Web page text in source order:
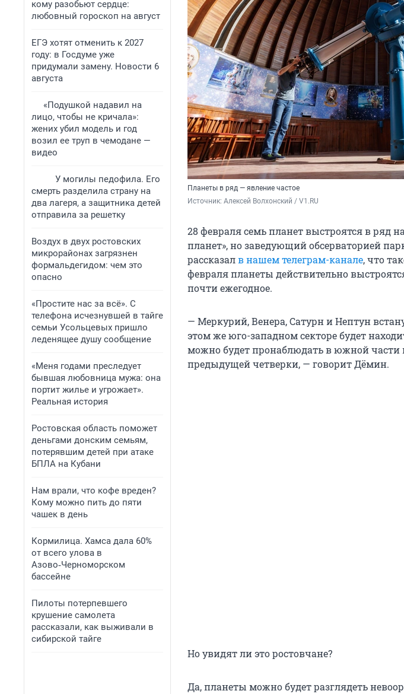
кому разобьют сердце:
любовный гороскоп на август
ЕГЭ хотят отменить к 2027
году: в Госдуме уже
придумали замену. Новости 6
августа
«Подушкой надавил на
лицо, чтобы не кричала»:
жених убил модель и год
возил ее труп в чемодане —
видео
У могилы педофила. Его
смерть разделила страну на
два лагеря, а защитника детей
отправила за решетку
Воздух в двух ростовских
микрорайонах загрязнен
формальдегидом: чем это
опасно
«Простите нас за всё». С
телефона исчезнувшей в тайге
семьи Усольцевых пришло
леденящее душу сообщение
«Меня годами преследует
бывшая любовница мужа: она
портит жилье и угрожает».
Реальная история
Ростовская область поможет
деньгами донским семьям,
потерявшим детей при атаке
БПЛА на Кубани
Нам врали, что кофе вреден?
Кому можно пить до пяти
чашек в день
Кормилица. Хамса дала 60%
от всего улова в
Азово‑Черноморском
бассейне
Пилоты потерпевшего
крушение самолета
рассказали, как выживали в
сибирской тайге
Планеты в ряд — явление частое
Источник: Алексей Волхонский / V1.RU
28 февраля семь планет выстроятся в ряд
планет», но заведующий обсерваторией
рассказалв нашем телеграм-канале, что
февраля планеты действительно
почти ежегодное.
— Меркурий, Венера, Сатурн и Нептун
этом же юго-западном секторе будет
можно будет пронаблюдать в южной части
предыдущей четверки, — говорит Дёмин.
Но увидят ли это ростовчане?
Да, планеты можно будет разглядеть